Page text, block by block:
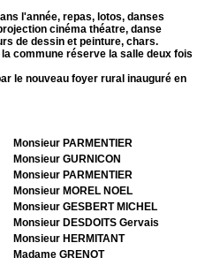
l'année, repas, lotos, danses
cinéma théatre, danse
de dessin et peinture, chars.
commune réserve la salle deux fois
le nouveau foyer rural inauguré en
Monsieur PARMENTIER
Monsieur GURNICON
Monsieur PARMENTIER
Monsieur MOREL NOEL
Monsieur GESBERT MICHEL
Monsieur DESDOITS Gervais
Monsieur HERMITANT
Madame GRENOT